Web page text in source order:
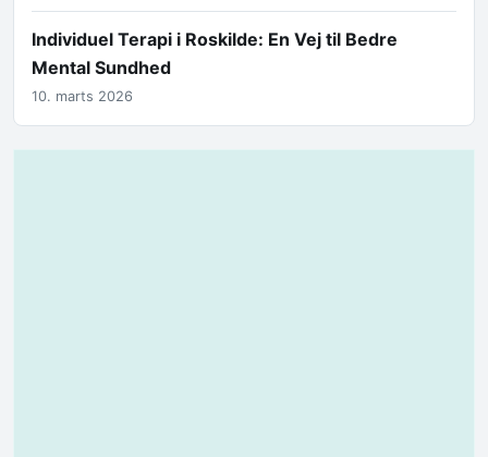
Individuel Terapi i Roskilde: En Vej til Bedre
Mental Sundhed
10. marts 2026